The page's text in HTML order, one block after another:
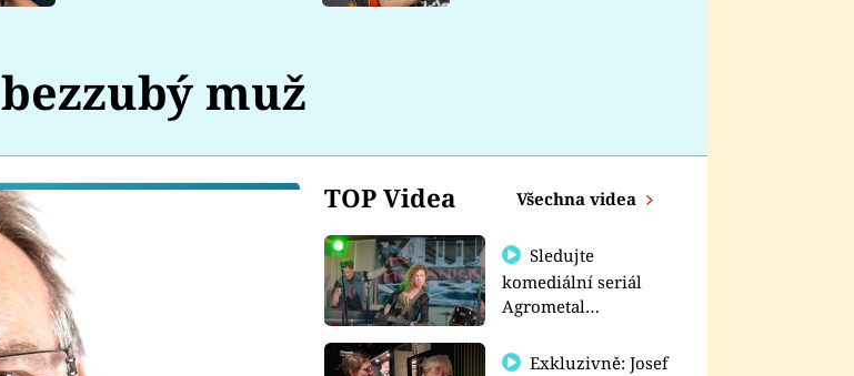
bezzubý muž
TOP Videa Všechna videa
Sledujte
komediální seriál
Agrometal
prima+
Exkluzivně: Josef